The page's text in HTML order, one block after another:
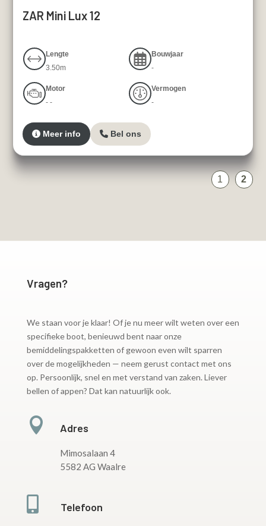
ZAR Mini Lux 12
Lengte
3.50m
Bouwjaar
-
Motor
- -
Vermogen
-
Meer info Bel ons
1 2
Vragen?
We staan voor je klaar! Of je nu meer wilt weten over een
specifieke boot, benieuwd bent naar onze
bemiddelingspakketten of gewoon even wilt sparren
over de mogelijkheden — neem gerust contact met ons
op. Persoonlijk, snel en met verstand van zaken. Liever
bellen of appen? Dat kan natuurlijk ook.
 Adres
Mimosalaan 4
5582 AG Waalre
 Telefoon